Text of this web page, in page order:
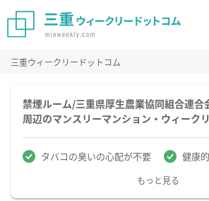
三重ウィークリードットコム
禁煙ルーム/三重県厚生農業協同組合連合
周辺のマンスリーマンション・ウィーク
タバコの臭いの心配が不要 健康
もっと見る